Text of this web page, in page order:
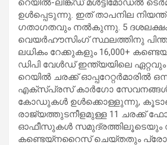
ഉള്‍പ്പെടുന്നു. ഇത് താപനില
ഗതാഗതവും നല്‍കുന്നു. 5
വെയര്‍ഹൗസിംഗ് സ്ഥലത്തിനു
ലധികം റേക്കുകളും 16,000+
ഡിപി വേള്‍ഡ് ഇന്ത്യയിലെ
റെയില്‍ ചരക്ക് ഓപ്പറേറ്റര്‍മാരില്‍
എക്സ്പ്രസ് കാര്‍ഗോ സേവനങ്ങള്‍
കോഡുകള്‍ ഉള്‍ക്കൊള്ളുന്നു,
രാജ്യത്തുടനീളമുള്ള 11 ചരക്ക്
ഓഫീസുകള്‍ സമുദ്രത്തിലൂടെയും
കണ്ടെയ്നറൈസ് ചെയ്തതും